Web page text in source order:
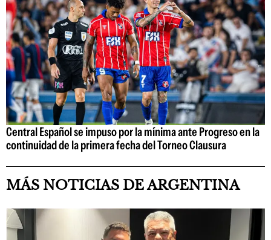
Central Español se impuso por la mínima ante Progreso en la
continuidad de la primera fecha del Torneo Clausura
MÁS NOTICIAS DE ARGENTINA